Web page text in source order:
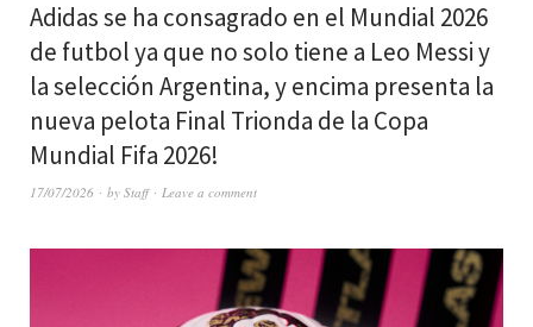
Adidas se ha consagrado en el Mundial 2026
de futbol ya que no solo tiene a Leo Messi y
la selección Argentina, y encima presenta la
nueva pelota Final Trionda de la Copa
Mundial Fifa 2026!
17/07/2026 by Staff Leave a comment